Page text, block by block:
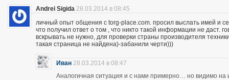
Andrei Sigida 28.03.2014 в 08:45
личный опыт общения с torg-place.com. просил выслать имей и
что получил ответ о том , что никто такой информации не
вскрывать не нужно, для проверки страны производителя
такая страница не найдена)-забанили черти)))
Иван 28.03.2014 в 08:47
Аналогичная ситуация и с нами примерно… но видимо на